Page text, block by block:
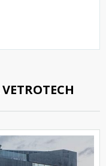
VETROTECH